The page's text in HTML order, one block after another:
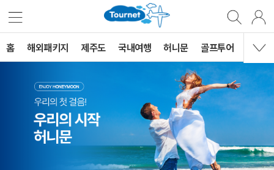
홈 해외패키지 제주도 국내여행 허니문 골프투어 MVG